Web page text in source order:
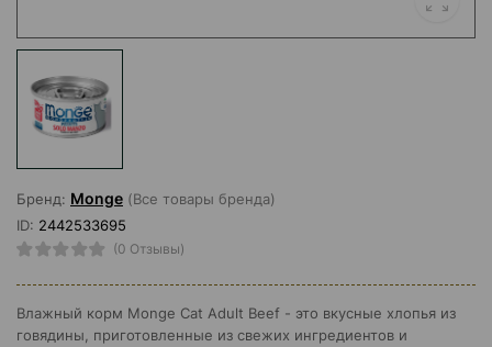
Бренд: Monge (Все товары бренда)
ID: 2442533695
(0 Отзывы)
Влажный корм Monge Cat Adult Beef - это вкусные хлопья из
говядины, приготовленные из свежих ингредиентов и